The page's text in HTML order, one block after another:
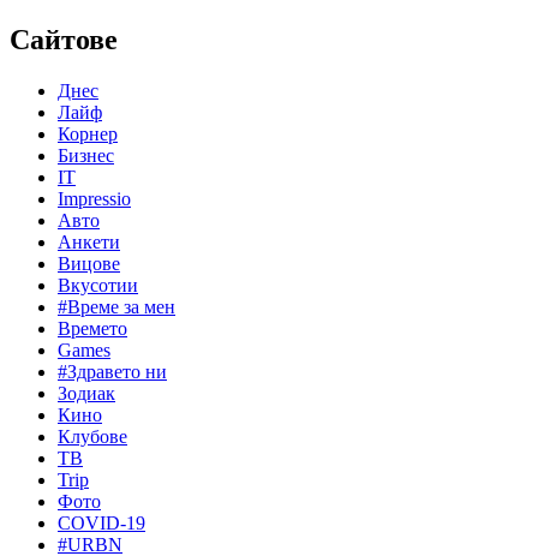
Сайтове
Днес
Лайф
Корнер
Бизнес
IT
Impressio
Авто
Анкети
Вицове
Вкусотии
#Време за мен
Времето
Games
#Здравето ни
Зодиак
Кино
Клубове
ТВ
Trip
Фото
COVID-19
#URBN